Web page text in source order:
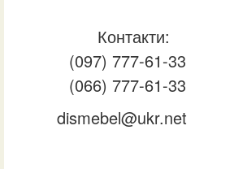
Контакти:
(097) 777-61-33
(066) 777-61-33
dismebel@ukr.net